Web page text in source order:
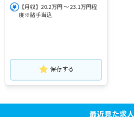
【月収】20.2万円 ～ 23.1万円程
度※諸手当込
保存する
最近見た求人